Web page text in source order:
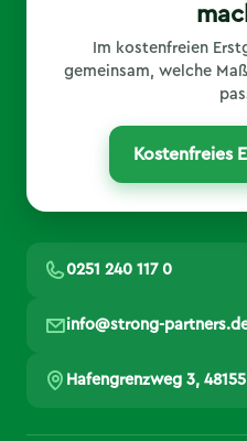
Im kostenfreien
gemeinsam, welche
Kostenfreies
0251 240 117 0
info@strong-
Hafengrenzweg 3,